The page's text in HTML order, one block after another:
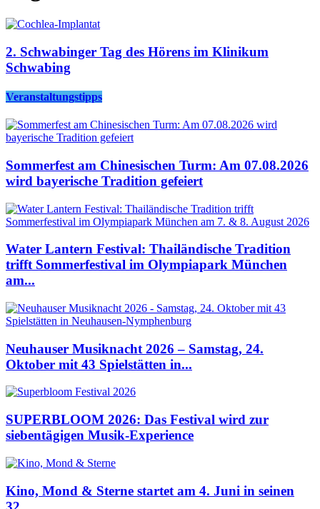
2. Schwabinger Tag des Hörens im Klinikum
Schwabing
Veranstaltungstipps
Sommerfest am Chinesischen Turm: Am 07.08.2026
wird bayerische Tradition gefeiert
Water Lantern Festival: Thailändische Tradition
trifft Sommerfestival im Olympiapark München
am...
Neuhauser Musiknacht 2026 – Samstag, 24.
Oktober mit 43 Spielstätten in...
SUPERBLOOM 2026: Das Festival wird zur
siebentägigen Musik-Experience
Kino, Mond & Sterne startet am 4. Juni in seinen